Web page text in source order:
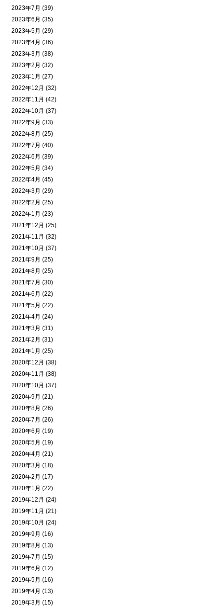
2023年7月 (39)
2023年6月 (35)
2023年5月 (29)
2023年4月 (36)
2023年3月 (38)
2023年2月 (32)
2023年1月 (27)
2022年12月 (32)
2022年11月 (42)
2022年10月 (37)
2022年9月 (33)
2022年8月 (25)
2022年7月 (40)
2022年6月 (39)
2022年5月 (34)
2022年4月 (45)
2022年3月 (29)
2022年2月 (25)
2022年1月 (23)
2021年12月 (25)
2021年11月 (32)
2021年10月 (37)
2021年9月 (25)
2021年8月 (25)
2021年7月 (30)
2021年6月 (22)
2021年5月 (22)
2021年4月 (24)
2021年3月 (31)
2021年2月 (31)
2021年1月 (25)
2020年12月 (38)
2020年11月 (38)
2020年10月 (37)
2020年9月 (21)
2020年8月 (26)
2020年7月 (26)
2020年6月 (19)
2020年5月 (19)
2020年4月 (21)
2020年3月 (18)
2020年2月 (17)
2020年1月 (22)
2019年12月 (24)
2019年11月 (21)
2019年10月 (24)
2019年9月 (16)
2019年8月 (13)
2019年7月 (15)
2019年6月 (12)
2019年5月 (16)
2019年4月 (13)
2019年3月 (15)